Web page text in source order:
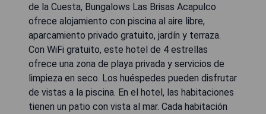
de la Cuesta, Bungalows Las Brisas Acapulco
ofrece alojamiento con piscina al aire libre,
aparcamiento privado gratuito, jardín y terraza.
Con WiFi gratuito, este hotel de 4 estrellas
ofrece una zona de playa privada y servicios de
limpieza en seco. Los huéspedes pueden disfrutar
de vistas a la piscina. En el hotel, las habitaciones
tienen un patio con vista al mar. Cada habitación